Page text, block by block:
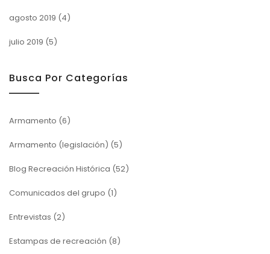
agosto 2019 (4)
julio 2019 (5)
Busca Por Categorías
Armamento (6)
Armamento (legislación) (5)
Blog Recreación Histórica (52)
Comunicados del grupo (1)
Entrevistas (2)
Estampas de recreación (8)